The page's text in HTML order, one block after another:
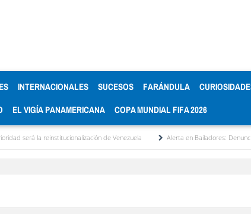
INTERNACIONALES SUCESOS FARÁNDULA
EL VIGÍA PANAMERICANA COPA MUNDIAL FIFA 2026
reinstitucionalización de Venezuela Alerta en Bailadores: Denuncian